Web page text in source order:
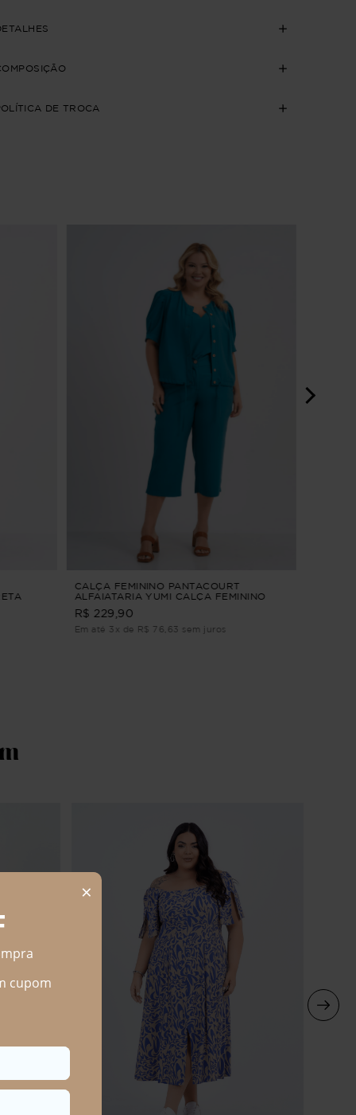
DE TROCA
CALÇA FEMININO PANTACOURT
ALFAIATARIA YUMI CALÇA FEMININO
PANTACOURT ALFAIATARIA Verde M
R$ 229,90
Em até 3x de R$ 76,63 sem juros